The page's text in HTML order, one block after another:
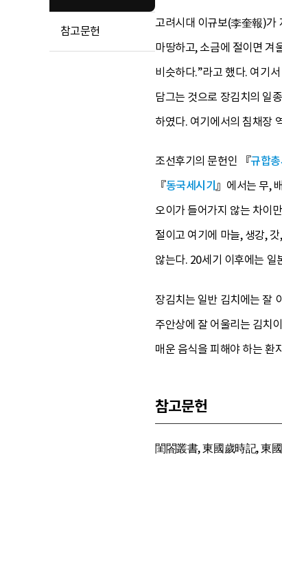
참고문헌
고려시대 이규보(李奎報)가
마땅하고, 소금에 절이면 겨
비슷하다.”라고 했다. 여기
담그는 것으로 장김치의 일
하였다. 여기에서의 침채장
조선후기의 문헌인 『규합총
『동국세시기』에서는 무,
오이가 들어가지 않는 차이
절이고 여기에 마늘, 생강,
않는다. 20세기 이후에는 일
장김치는 일반 김치에는 잘
주안상에 잘 어울리는 김치
매운 음식을 피해야 하는 환
참고문헌
閨閤叢書, 東國歲時記, 東